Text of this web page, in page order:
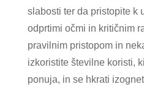
slabosti ter da pristopite k
odprtimi očmi in kritičnim
pravilnim pristopom in
izkoristite številne koristi,
ponuja, in se hkrati